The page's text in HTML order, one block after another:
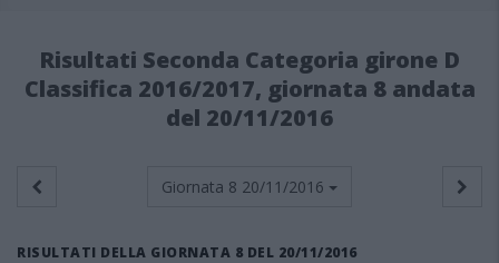
Risultati Seconda Categoria girone D
Classifica 2016/2017, giornata 8 andata
del 20/11/2016
Giornata 8 20/11/2016
RISULTATI DELLA GIORNATA 8 DEL 20/11/2016